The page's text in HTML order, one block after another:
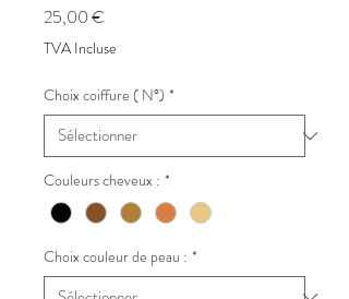
25,00 €
TVA Incluse
Choix coiffure ( N°) *
Couleurs cheveux : *
Choix couleur de peau : *